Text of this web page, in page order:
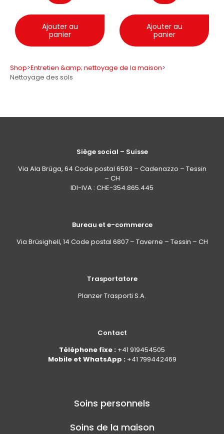
Ajouter au
panier
Ajouter au
panier
Shop>Entretien &amp; nettoyage de la maison>
Nettoyage des sols
Siège social – Suisse
Via Ala Brüga, 64 Code postal 6593 – Cadenazzo – Tessin
– CH
IDI-IVA : CHE-354.865.445
Bureau et e-commerce
Via Brüsighell, 14 Code postal 6807 – Taverne – Tessin – CH
Trasportatore
Planzer Trasporti S.A.
Contact
Téléphone fixe : +41 919454505
Mobile et WhatsApp : +41 799442469
Soins personnels
Soins de la maison